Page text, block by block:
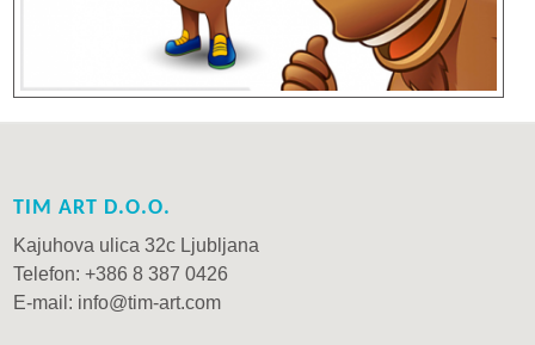
TIM ART D.O.O.
Kajuhova ulica 32c Ljubljana
Telefon: +386 8 387 0426
E-mail: info@tim-art.com